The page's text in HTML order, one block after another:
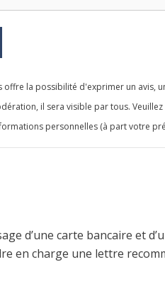
offre la possibilité d'exprimer un avis,
il sera visible par tous.
personnelles (à part votre
d’une carte bancaire et
en charge une lettre